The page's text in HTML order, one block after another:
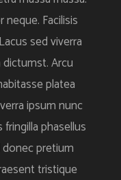
Facilisis
sed viverra
Arcu
platea
ipsum nunc
phasellus
pretium
tristique